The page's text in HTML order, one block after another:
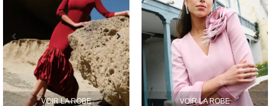
VOIR LA ROBE VOIR LA ROBE